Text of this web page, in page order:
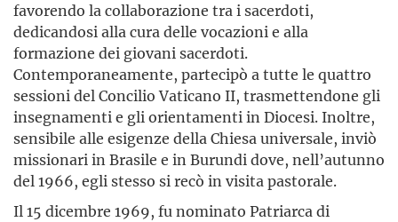
favorendo la collaborazione tra i sacerdoti,
dedicandosi alla cura delle vocazioni e alla
formazione dei giovani sacerdoti.
Contemporaneamente, partecipò a tutte le quattro
sessioni del Concilio Vaticano II, trasmettendone gli
insegnamenti e gli orientamenti in Diocesi. Inoltre,
sensibile alle esigenze della Chiesa universale, inviò
missionari in Brasile e in Burundi dove, nell’autunno
del 1966, egli stesso si recò in visita pastorale.
Il 15 dicembre 1969, fu nominato Patriarca di